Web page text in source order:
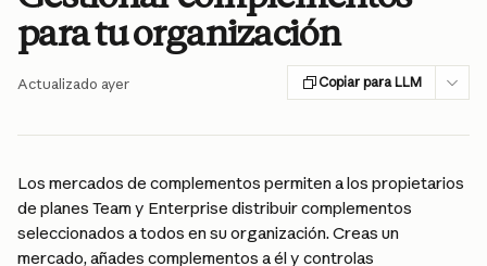
para tu organización
Actualizado ayer Copiar para LLM
Los mercados de complementos permiten a los propietarios
de planes Team y Enterprise distribuir complementos
seleccionados a todos en su organización. Creas un
mercado, añades complementos a él y controlas